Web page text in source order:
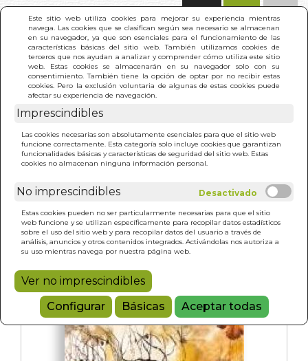
Este sitio web utiliza cookies para mejorar su experiencia mientras
navega. Las cookies que se clasifican según sea necesario se almacenan
en su navegador, ya que son esenciales para el funcionamiento de las
características básicas del sitio web. También utilizamos cookies de
terceros que nos ayudan a analizar y comprender cómo utiliza este sitio
web. Estas cookies se almacenarán en su navegador solo con su
consentimiento. También tiene la opción de optar por no recibir estas
cookies. Pero la exclusión voluntaria de algunas de estas cookies puede
afectar su experiencia de navegación.
Imprescindibles
Las cookies necesarias son absolutamente esenciales para que el sitio web
funcione correctamente. Esta categoría solo incluye cookies que garantizan
funcionalidades básicas y características de seguridad del sitio web. Estas
cookies no almacenan ninguna información personal.
No imprescindibles
Estas cookies pueden no ser particularmente necesarias para que el sitio
web funcione y se utilizan específicamente para recopilar datos estadísticos
sobre el uso del sitio web y para recopilar datos del usuario a través de
análisis, anuncios y otros contenidos integrados. Activándolas nos autoriza a
su uso mientras navega por nuestra página web.
Ver no imprescindibles
Configurar
Básicas Aceptar todas
INICIO > GESTALT SIN FRONTERAS